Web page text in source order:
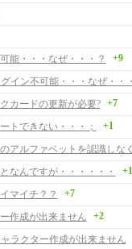
能・・・なぜ・・・？ +9
イン不可能・・・なぜ・・
カードの更新が必要?
+7
トできない・・・； +1
アルファベットを認識しな
なんですが・・・・・・
+1
マイチ？？ +7
作成が出来ません +2
ラクター作成が出来ません